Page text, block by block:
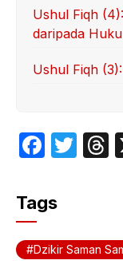
Ushul Fiqh
daripada
Ushul Fiqh
F
c
e
b
T
Tags
Dzikir Saman